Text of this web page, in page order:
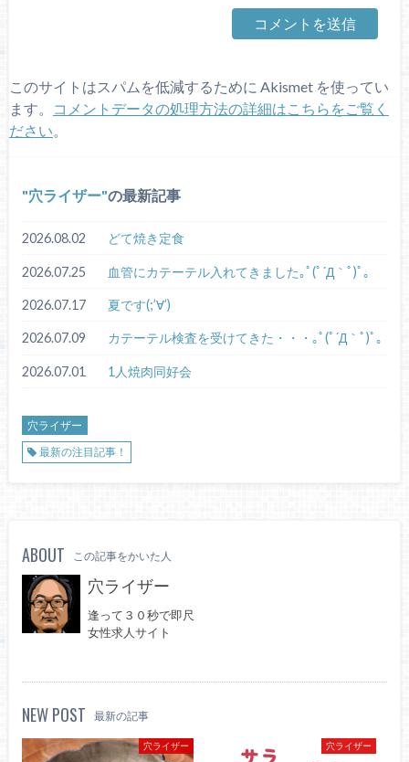
このサイトはスパムを低減するために Akismet を使ってい
ます。
コメントデータの処理方法の詳細はこちらをご覧く
ださい
穴ライザー の最新記事
2026.08.02 どて焼き定食
2026.07.25 血管にカテーテル入れてきました｡ﾟ(ﾟ´Д｀ﾟ)ﾟ｡
2026.07.17 夏です(;’∀’)
2026.07.09 カテーテル検査を受けてきた・・・｡ﾟ(ﾟ´Д｀ﾟ)ﾟ｡
2026.07.01 1人焼肉同好会
穴ライザー
最新の注目記事！
ABOUT この記事をかいた人
穴ライザー
逢って３０秒で即尺
女性求人サイト
NEW POST 最新の記事
穴ライザー 穴ライザー